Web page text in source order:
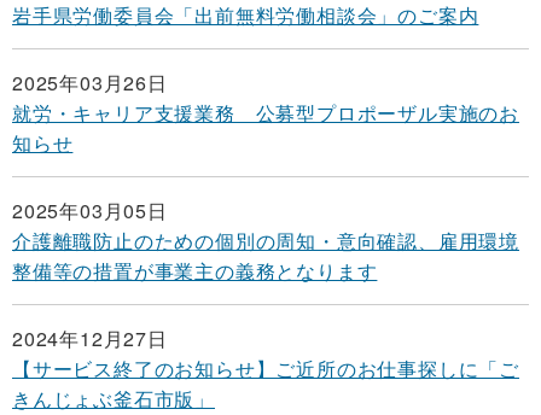
岩手県労働委員会「出前無料労働相談会」のご案内
2025年03月26日
就労・キャリア支援業務 公募型プロポーザル実施のお
知らせ
2025年03月05日
介護離職防止のための個別の周知・意向確認、雇用環境
整備等の措置が事業主の義務となります
2024年12月27日
【サービス終了のお知らせ】ご近所のお仕事探しに「ご
きんじょぶ釜石市版」